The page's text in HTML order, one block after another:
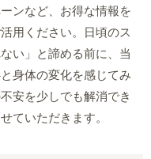
ンなど、お得な情報を
用ください。日頃のス
い」と諦める前に、当
身体の変化を感じてみ
安を少しでも解消でき
ていただきます。